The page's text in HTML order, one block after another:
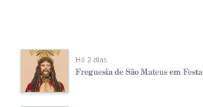
Há 2 dias
Freguesia de São Mateus em Festa